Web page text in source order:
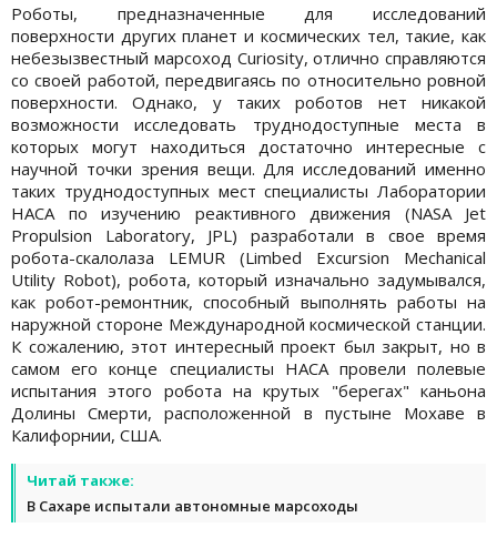
Роботы, предназначенные для исследований
поверхности других планет и космических тел, такие, как
небезызвестный марсоход Curiosity, отлично справляются
со своей работой, передвигаясь по относительно ровной
поверхности. Однако, у таких роботов нет никакой
возможности исследовать труднодоступные места в
которых могут находиться достаточно интересные с
научной точки зрения вещи. Для исследований именно
таких труднодоступных мест специалисты Лаборатории
НАСА по изучению реактивного движения (NASA Jet
Propulsion Laboratory, JPL) разработали в свое время
робота-скалолаза LEMUR (Limbed Excursion Mechanical
Utility Robot), робота, который изначально задумывался,
как робот-ремонтник, способный выполнять работы на
наружной стороне Международной космической станции.
К сожалению, этот интересный проект был закрыт, но в
самом его конце специалисты НАСА провели полевые
испытания этого робота на крутых "берегах" каньона
Долины Смерти, расположенной в пустыне Мохаве в
Калифорнии, США.
Читай также:
В Сахаре испытали автономные марсоходы